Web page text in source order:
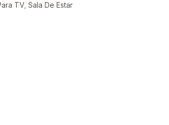
TV Sala De Estar